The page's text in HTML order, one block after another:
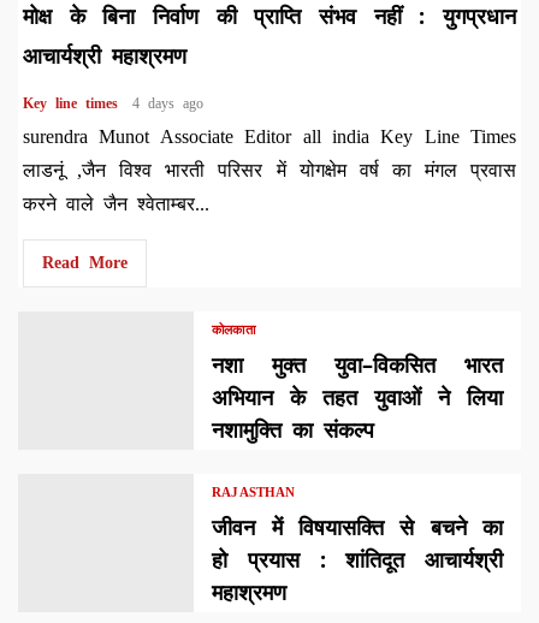
मोक्ष के बिना निर्वाण की प्राप्ति संभव नहीं : युगप्रधान
आचार्यश्री महाश्रमण
Key line times 4 days ago
surendra Munot Associate Editor all india Key Line Times
लाडनूं ,जैन विश्व भारती परिसर में योगक्षेम वर्ष का मंगल प्रवास
करने वाले जैन श्वेताम्बर...
Read More
कोलकाता
नशा मुक्त युवा–विकसित भारत
अभियान के तहत युवाओं ने लिया
नशामुक्ति का संकल्प
RAJASTHAN
जीवन में विषयासक्ति से बचने का
हो प्रयास : शांतिदूत आचार्यश्री
महाश्रमण